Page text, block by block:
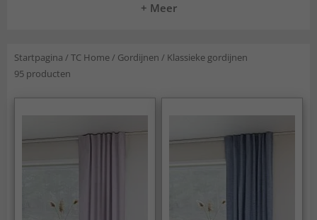
+ Meer
Startpagina /TC Home/ Gordijnen / Klassieke gordijnen
95 producten